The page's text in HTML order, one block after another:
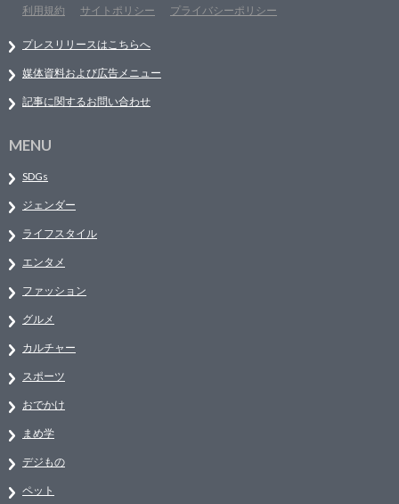
利用規約
サイトポリシー プライバシーポリシー
プレスリリースはこちらへ
媒体資料および広告メニュー
記事に関するお問い合わせ
MENU
SDGs
ジェンダー
ライフスタイル
エンタメ
ファッション
グルメ
カルチャー
スポーツ
おでかけ
まめ学
デジもの
ペット